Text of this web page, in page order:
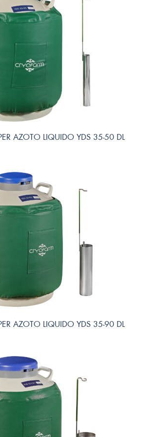
AZOTO LIQUIDO YDS 35-50 DL
AZOTO LIQUIDO YDS 35-90 DL